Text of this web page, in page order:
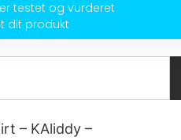
testet og vurderet
dit produkt
– KAliddy –